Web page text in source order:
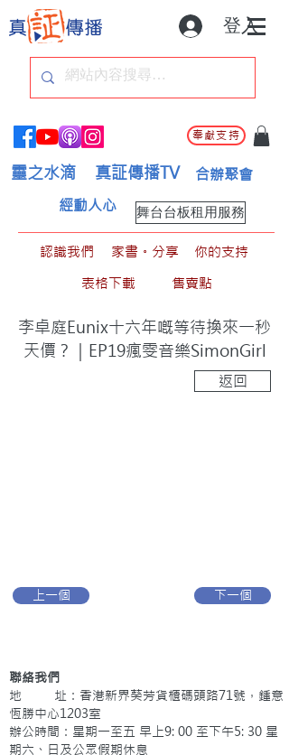
登入
奉獻支持
靈之水滴 真証傳播TV 合辦聚會
舞台台板租用服務
經動人心
認識我們 家書。分享
你的支持
表格下載
售賣點
李卓庭Eunix十六年嘅等待換來一秒
天價？｜EP19瘋雯音樂SimonGirl
返回
上一個 下一個
聯絡我們
地 址：香港新界葵芳貨櫃碼頭路71號，鍾意
恆勝中心1203室
辦公時間：星期一至五 早上9: 00 至下午5: 30 星
期六、日及公眾假期休息